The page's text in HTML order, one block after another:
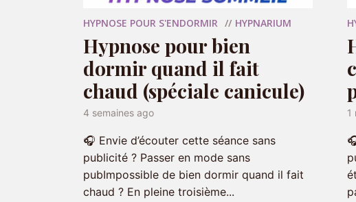
Site web
HYPNOSE POUR S'ENDORMIR HYPNARIUM
Hypnose pour bien
dormir quand il fait
chaud (spéciale canicule)
4 semaines ago
🎧 Envie d’écouter cette séance sans
publicité ? Passer en mode sans
pubImpossible de bien dormir quand il fait
chaud ? En pleine troisième...
1